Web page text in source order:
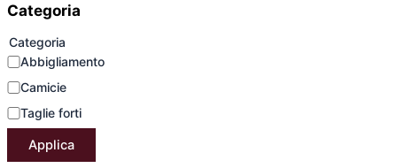
Categoria
Categoria
Abbigliamento
Camicie
Taglie forti
Applica